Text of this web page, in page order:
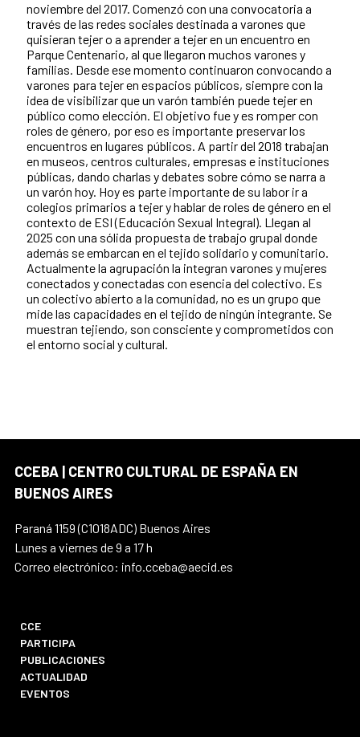
noviembre del 2017. Comenzó con una convocatoria a
través de las redes sociales destinada a varones que
quisieran tejer o a aprender a tejer en un encuentro en
Parque Centenario, al que llegaron muchos varones y
familias. Desde ese momento continuaron convocando a
varones para tejer en espacios públicos, siempre con la
idea de visibilizar que un varón también puede tejer en
público como elección. El objetivo fue y es romper con
roles de género, por eso es importante preservar los
encuentros en lugares públicos. A partir del 2018 trabajan
en museos, centros culturales, empresas e instituciones
públicas, dando charlas y debates sobre cómo se narra a
un varón hoy. Hoy es parte importante de su labor ir a
colegios primarios a tejer y hablar de roles de género en el
contexto de ESI (Educación Sexual Integral). Llegan al
2025 con una sólida propuesta de trabajo grupal donde
además se embarcan en el tejido solidario y comunitario.
Actualmente la agrupación la integran varones y mujeres
conectados y conectadas con esencia del colectivo. Es
un colectivo abierto a la comunidad, no es un grupo que
mide las capacidades en el tejido de ningún integrante. Se
muestran tejiendo, son consciente y comprometidos con
el entorno social y cultural.
CCEBA | CENTRO CULTURAL DE ESPAÑA EN
BUENOS AIRES
Paraná 1159 (C1018ADC) Buenos Aires
Lunes a viernes de 9 a 17 h
Correo electrónico: info.cceba@aecid.es
CCE
PARTICIPA
PUBLICACIONES
ACTUALIDAD
EVENTOS